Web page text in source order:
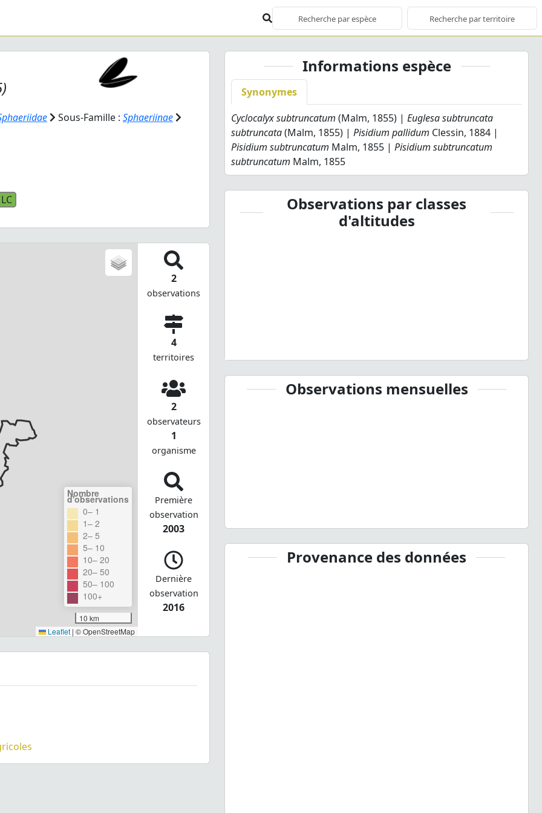
Sous-Famille : Sphaeriinae
LC
Nombre
d'observations
0– 1
1– 2
2– 5
5– 10
10– 20
20– 50
50– 100
100+
10 km
Leaflet | © OpenStreetMap
2
observations
4
territoires
2
observateurs
1
organisme
Première
observation
2003
Dernière
observation
2016
Informations espèce
Synonymes
Cyclocalyx subtruncatum (Malm, 1855) |Euglesa subtruncata
subtruncata(Malm, 1855) |Pisidium pallidum Clessin, 1884 |
Pisidium subtruncatum Malm, 1855 |Pisidium subtruncatum
subtruncatum Malm, 1855
Observations par classes
d'altitudes
Observations mensuelles
Provenance des données